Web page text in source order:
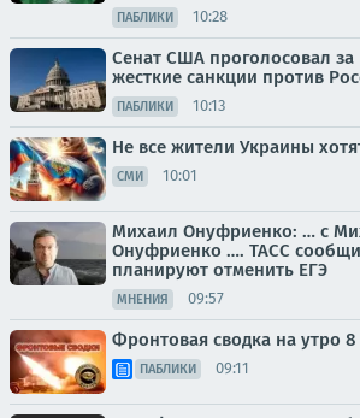
ПАБЛИКИ 10:28
Сенат США проголосовал
жесткие санкции против
ПАБЛИКИ 10:13
Не все жители Украины
СМИ 10:01
Михаил Онуфриенко: … с
Онуфриенко …. ТАСС
планируют отменить ЕГЭ
МНЕНИЯ 09:57
Фронтовая сводка на утро 8
ПАБЛИКИ 09:11